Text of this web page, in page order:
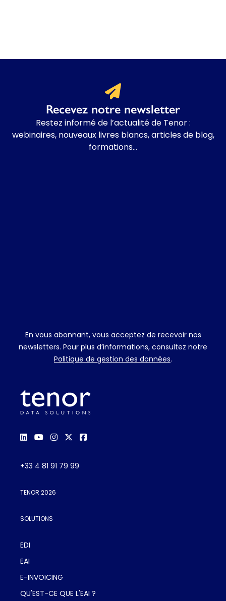
Recevez notre newsletter
Restez informé de l’actualité de Tenor :
webinaires, nouveaux livres blancs, articles de blog,
formations…
En vous abonnant, vous acceptez de recevoir nos
newsletters. Pour plus d’informations, consultez notre
Politique de gestion des données.
+33 4 81 91 79 99
TENOR 2026
SOLUTIONS
EDI
EAI
E-INVOICING
QU'EST-CE QUE L'EAI ?